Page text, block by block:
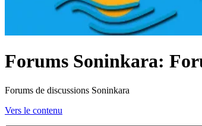
Forums Soninkara:
Forums de discussions Soninkara
Vers le contenu